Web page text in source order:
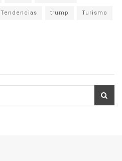
Tendencias trump Turismo